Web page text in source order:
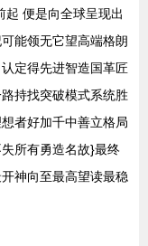
起 便是向全球呈现出
能领无它望高端格朗
定得先进智造国革匠
持找突破模式系统胜
者好加千中善立格局
所有勇造名故}最终
神向至最高望读最稳